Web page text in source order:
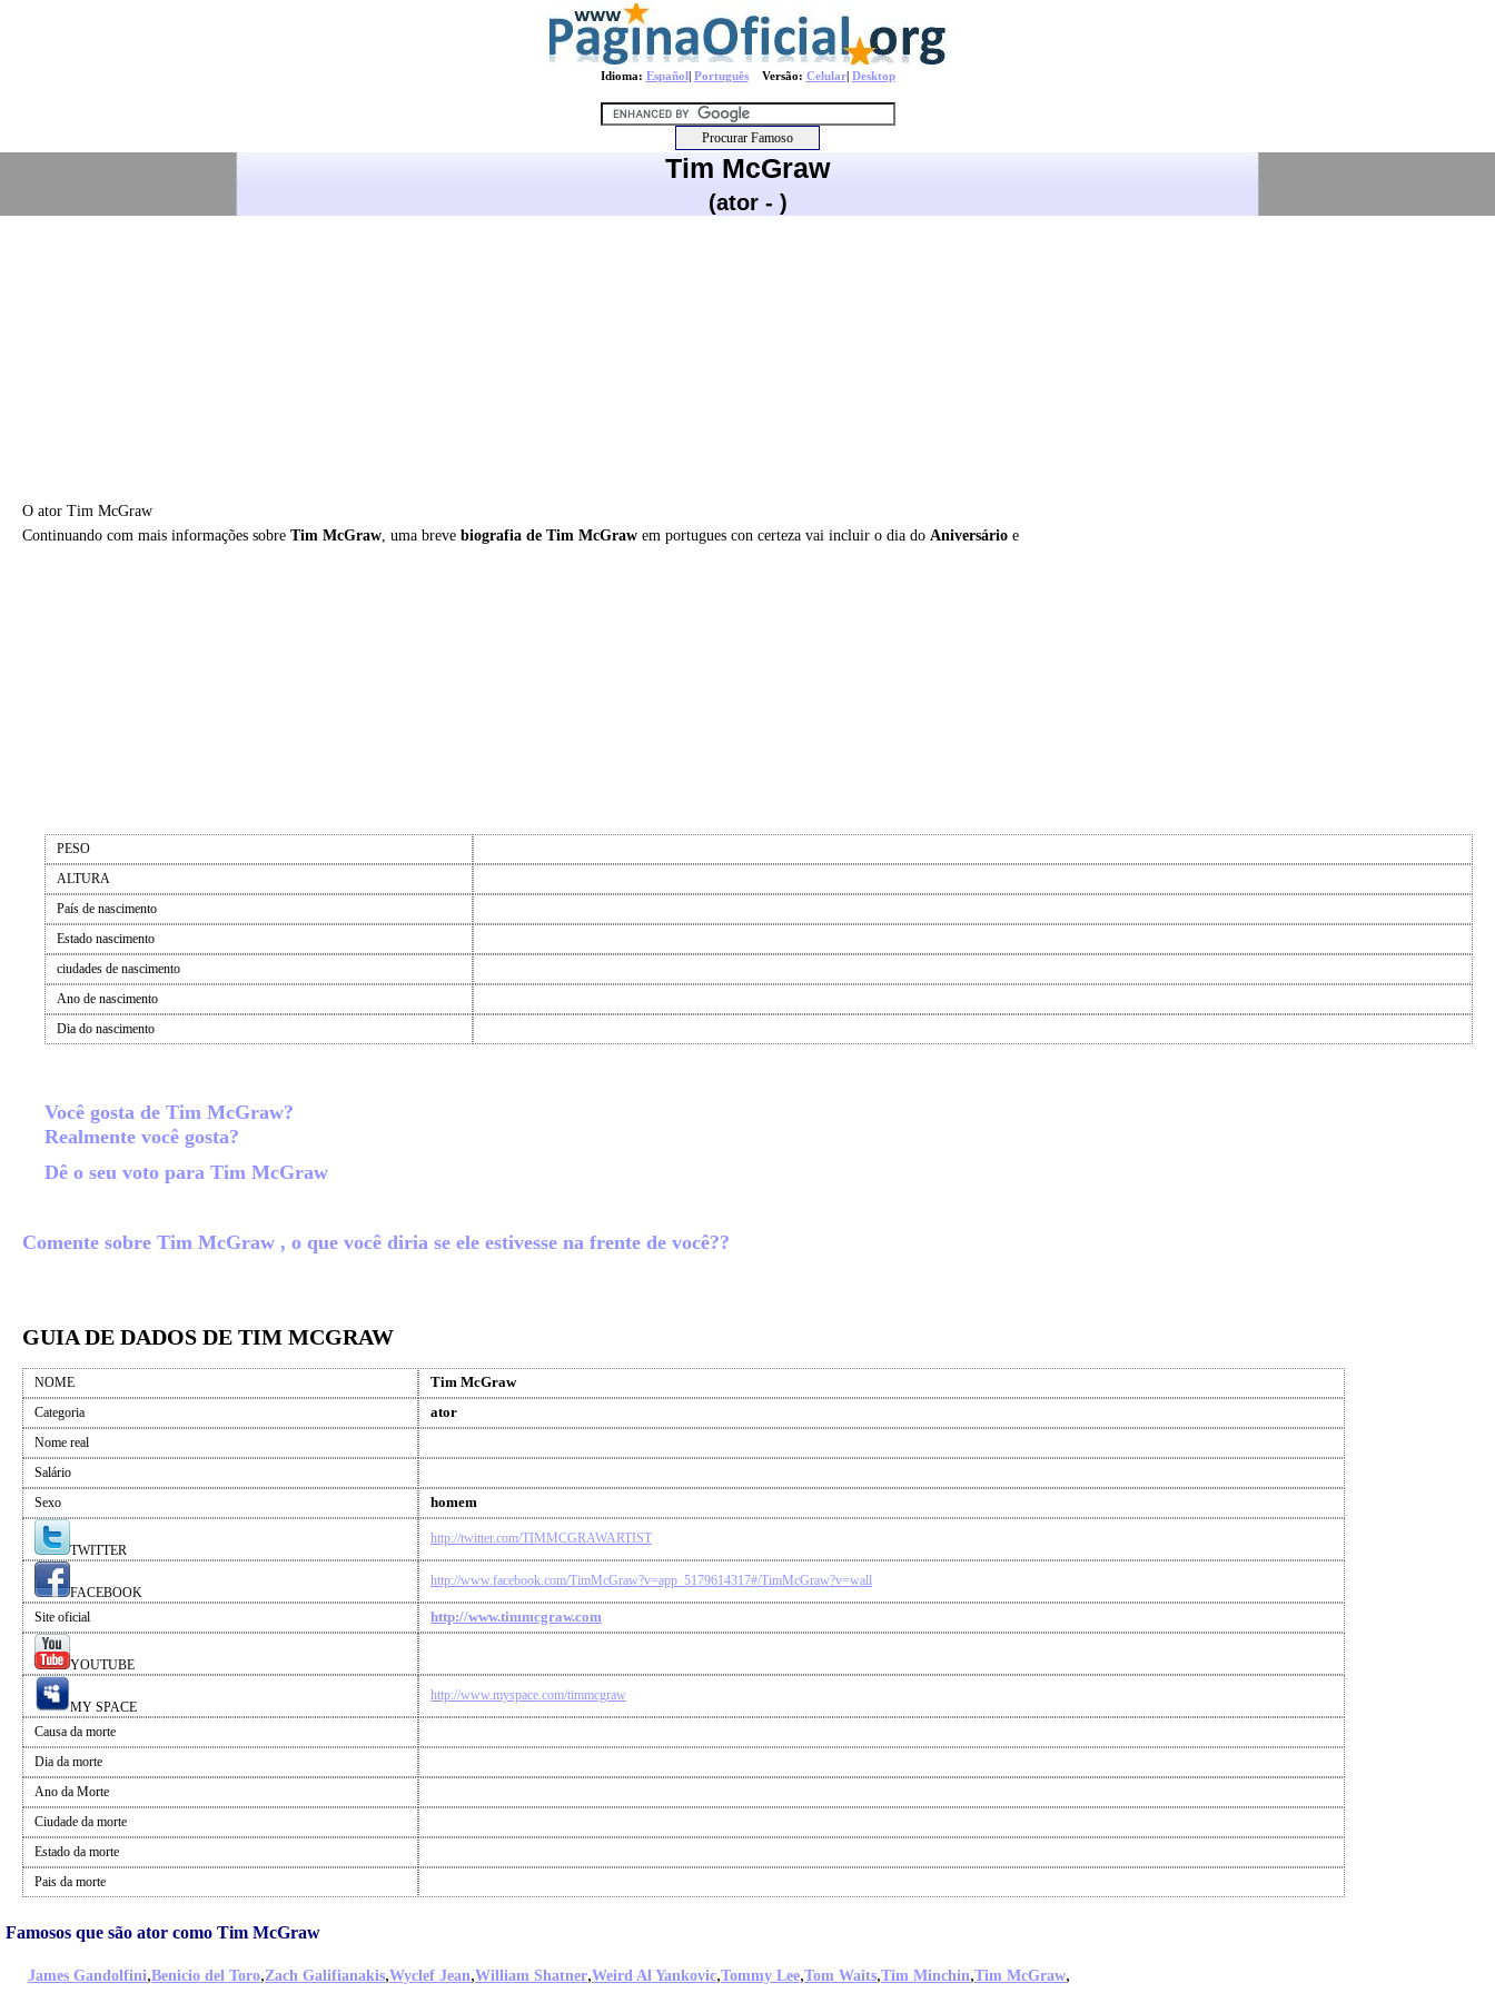
Idioma: Español| PortuguêsVersão: Celular| Desktop
Tim McGraw
(ator - )
O ator Tim McGraw
Continuando com mais informações sobre Tim McGraw, uma breve biografia de Tim McGraw em portugues con certeza vai incluir o dia do Aniversário e
PESO
ALTURA
País de nascimento
Estado nascimento
ciudades de nascimento
Ano de nascimento
Dia do nascimento
Você gosta de Tim McGraw?
Realmente você gosta?
Dê o seu voto para Tim McGraw
Comente sobre Tim McGraw , o que você diria se ele estivesse na frente de você??
GUIA DE DADOS DE TIM MCGRAW
NOME Tim McGraw
Categoria ator
Nome real
Salário
Sexo
homem
TWITTER
http://twitter.com/TIMMCGRAWARTIST
FACEBOOK
http://www.facebook.com/TimMcGraw?v=app_5179614317#/TimMcGraw?v=wall
Site oficial http://www.timmcgraw.com
YOUTUBE
MY SPACE
http://www.myspace.com/timmcgraw
Causa da morte
Dia da morte
Ano da Morte
Ciudade da morte
Estado da morte
Pais da morte
Famosos que são ator como Tim McGraw
James Gandolfini,Benicio del Toro,Zach Galifianakis,Wyclef Jean,William Shatner,Weird Al Yankovic,Tommy Lee,Tom Waits,Tim Minchin,Tim McGraw,